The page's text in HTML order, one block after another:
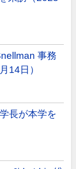
事務
14日）
長が本学を